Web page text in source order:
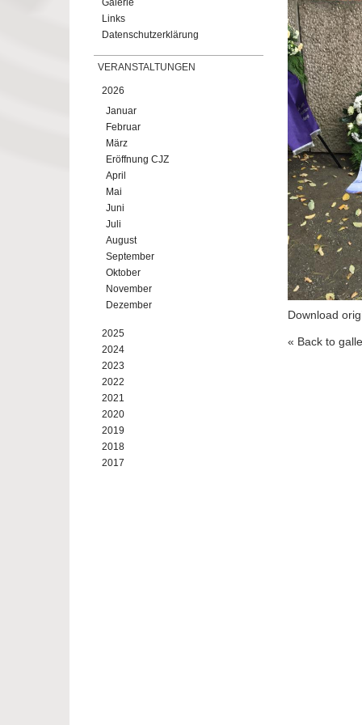
Galerie
Links
Datenschutzerklärung
VERANSTALTUNGEN
2026
Januar
Februar
März
Eröffnung CJZ
April
Mai
Juni
Juli
August
September
Oktober
November
Dezember
2025
2024
2023
2022
2021
2020
2019
2018
2017
Download
« Back to